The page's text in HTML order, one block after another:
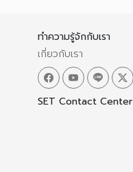
ทำความรู้จักกับเรา
เกี่ยวกับเรา
SET Contact Center